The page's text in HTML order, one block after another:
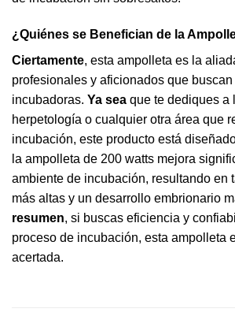
¿Quiénes se Benefician de la
Ciertamente, esta ampolleta es la
profesionales y aficionados que
incubadoras. Ya sea que te dediques a
herpetología o cualquier otra área que
incubación, este producto está
la ampolleta de 200 watts mejora
ambiente de incubación, resultando en
más altas y un desarrollo embrionario
resumen, si buscas eficiencia y
proceso de incubación, esta ampolleta
acertada.